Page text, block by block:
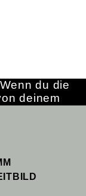
du die
deinem